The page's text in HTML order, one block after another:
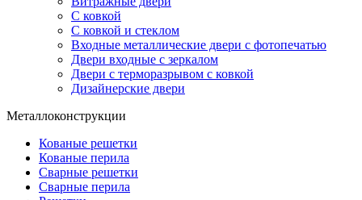
С ковкой
С ковкой и стеклом
Входные металлические двери с фотопечатью
Двери входные с зеркалом
Двери с терморазрывом с ковкой
Дизайнерские двери
Металлоконструкции
Кованые решетки
Кованые перила
Сварные решетки
Сварные перила